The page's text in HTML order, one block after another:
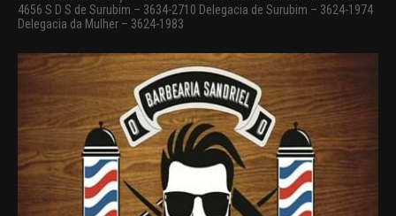
4656 S D S de Surubim – 3634-2710 Delegacia de Surubim – 3624-1974
Delegacia da Mulher – 3624-1983